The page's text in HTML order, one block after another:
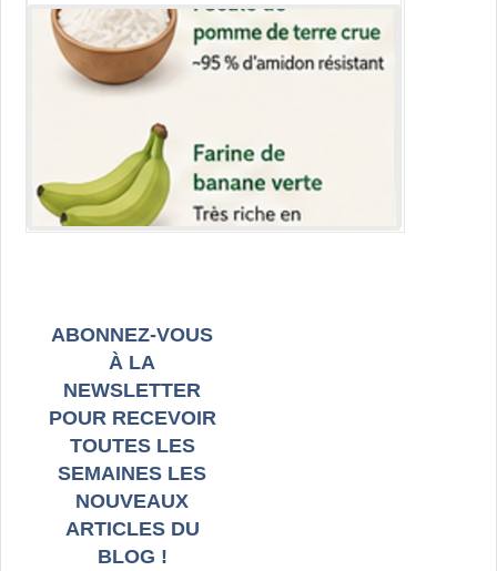
ABONNEZ-VOUS
À LA
NEWSLETTER
POUR RECEVOIR
TOUTES LES
SEMAINES LES
NOUVEAUX
ARTICLES DU
BLOG !